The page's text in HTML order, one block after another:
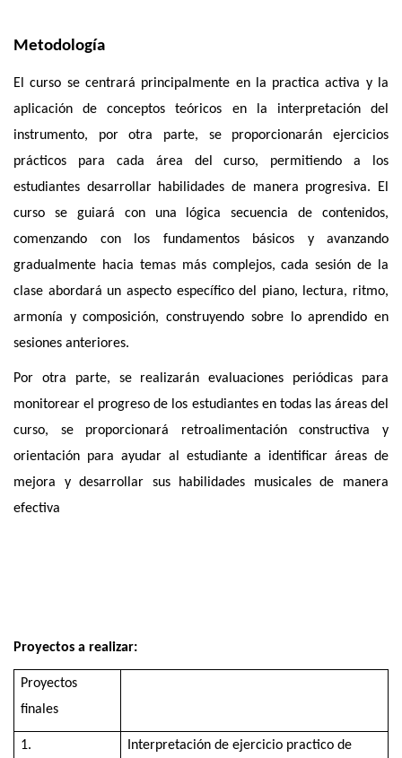
Metodología
El curso se centrará principalmente en la practica activa y la
aplicación de conceptos teóricos en la interpretación del
instrumento, por otra parte, se proporcionarán ejercicios
prácticos para cada área del curso, permitiendo a los
estudiantes desarrollar habilidades de manera progresiva. El
curso se guiará con una lógica secuencia de contenidos,
comenzando con los fundamentos básicos y avanzando
gradualmente hacia temas más complejos, cada sesión de la
clase abordará un aspecto específico del piano, lectura, ritmo,
armonía y composición, construyendo sobre lo aprendido en
sesiones anteriores.
Por otra parte, se realizarán evaluaciones periódicas para
monitorear el progreso de los estudiantes en todas las áreas del
curso, se proporcionará retroalimentación constructiva y
orientación para ayudar al estudiante a identificar áreas de
mejora y desarrollar sus habilidades musicales de manera
efectiva
Proyectos a realizar:
Proyectos
finales
1.
Interpretación de ejercicio practico de